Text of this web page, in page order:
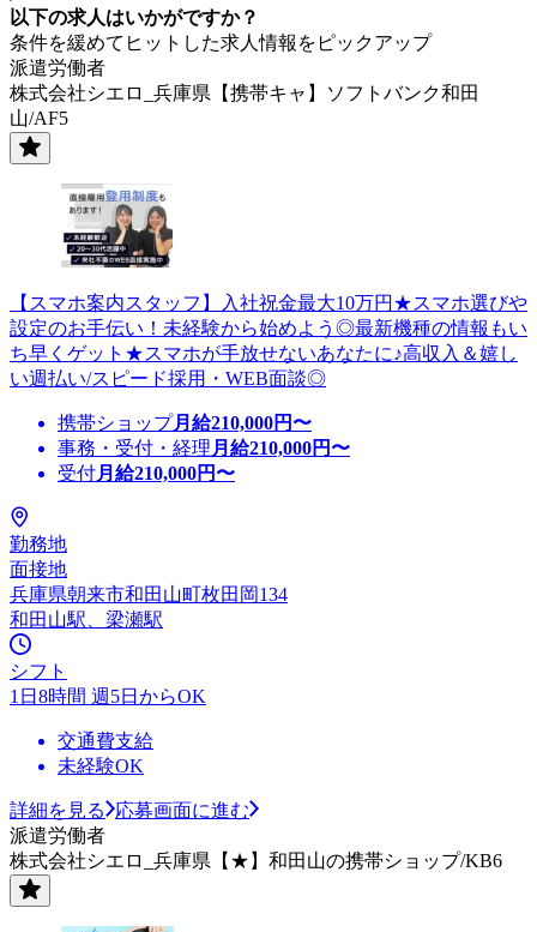
以下の求人はいかがですか？
条件を緩めてヒットした求人情報をピックアップ
派遣労働者
株式会社シエロ_兵庫県【携帯キャ】ソフトバンク和田
山/AF5
【スマホ案内スタッフ】入社祝金最大10万円★スマホ選びや
設定のお手伝い！未経験から始めよう◎最新機種の情報もい
ち早くゲット★スマホが手放せないあなたに♪高収入＆嬉し
い週払い/スピード採用・WEB面談◎
携帯ショップ月給210,000円〜
事務・受付・経理 月給210,000円〜
受付月給210,000円〜
勤務地
面接地
兵庫県朝来市和田山町枚田岡134
和田山駅、梁瀬駅
シフト
1日8時間 週5日からOK
交通費支給
未経験OK
詳細を見る
応募画面に進む
派遣労働者
株式会社シエロ_兵庫県【★】和田山の携帯ショップ/KB6